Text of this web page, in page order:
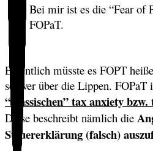
Bei mir ist es die “Fear of
FOPaT.
Eigentlich müsste es FOPT
schwer über die Lippen.
“klassischen” tax anxiety
Diese beschreibt nämlich die
Steuererklärung (falsch)